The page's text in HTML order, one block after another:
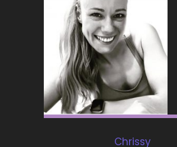
Chrissy